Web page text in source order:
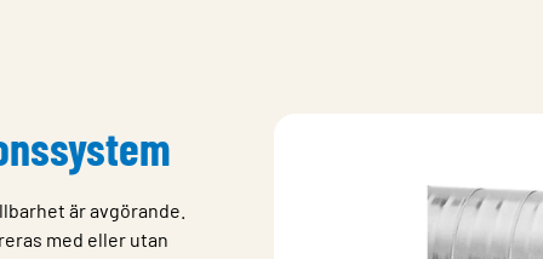
är avgörande.
med eller utan